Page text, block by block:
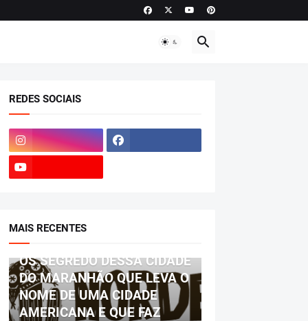
REDES SOCIAIS
MAIS RECENTES
OS SEGREDO DESSA CIDADE
DO MARANHÃO QUE LEVA O
NOME DE UMA CIDADE
AMERICANA E QUE FAZ